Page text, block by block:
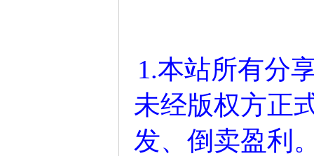
1.本站所有分
未经版权方正
发、倒卖盈利